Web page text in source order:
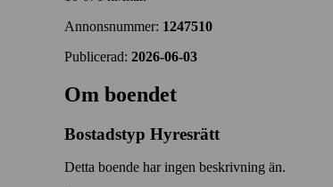
Annonsnummer: 1247510
Publicerad: 2026-06-03
Om boendet
Bostadstyp Hyresrätt
Detta boende har ingen beskrivning än.